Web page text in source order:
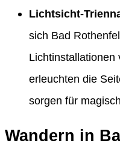
Lichtsicht-
sich Bad
Lichtinstallationen
erleuchten die
sorgen für
Wandern in